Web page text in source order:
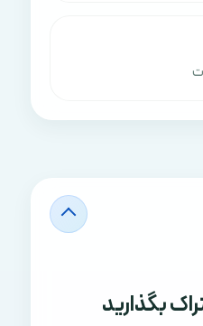
بگذارید